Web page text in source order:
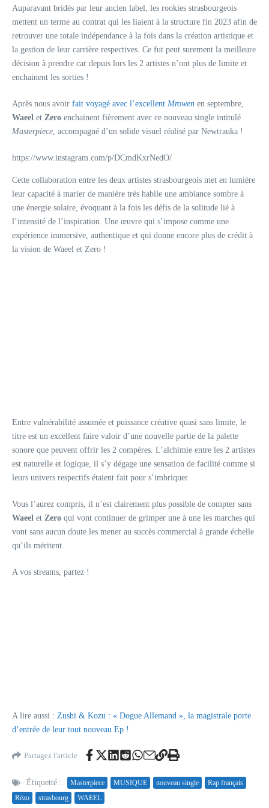
Auparavant bridés par leur ancien label, les rookies strasbourgeois
mettent un terme au contrat qui les liaient à la structure fin 2023 afin de
retrouver une totale indépendance à la fois dans la création artistique et
la gestion de leur carrière respectives. Ce fut peut surement la meilleure
décision à prendre car depuis lors les 2 artistes n’ont plus de limite et
enchainent les sorties !
Après nous avoir fait voyagé avec l’excellent Mrowen en septembre,
Waeel et Zero enchainent fièrement avec ce nouveau single intitulé
Masterpiece, accompagné d’un solide visuel réalisé par Newtrauka !
https://www.instagram.com/p/DCmdKxrNedO/
Cette collaboration entre les deux artistes strasbourgeois met en lumière
leur capacité à marier de manière très habile une ambiance sombre à
une énergie solaire, évoquant à la fois les défis de la solitude lié à
l’intensité de l’inspiration. Une œuvre qui s’impose comme une
expérience immersive, authentique et qui donne encore plus de crédit à
la vision de Waeel et Zero !
Entre vulnérabilité assumée et puissance créative quasi sans limite, le
titre est un excellent faire valoir d’une nouvelle partie de la palette
sonore que peuvent offrir les 2 compères. L’alchimie entre les 2 artistes
est naturelle et logique, il s’y dégage une sensation de facilité comme si
leurs univers respectifs étaient fait pour s’imbriquer.
Vous l’aurez compris, il n’est clairement plus possible de compter sans
Waeel et Zero qui vont continuer de grimper une à une les marches qui
vont sans aucun doute les mener au succès commercial à grande échelle
qu’ils méritent.
A vos streams, partez !
A lire aussi : Zushi & Kozu : « Dogue Allemand », la magistrale porte
d’entrée de leur tout nouveau Ep !
Partagez l'article
Étiquetté : Masterpiece MUSIQUE nouveau single
Rap français
Rézo
strasbourg WAEEL